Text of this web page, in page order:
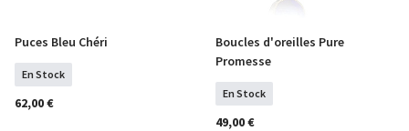
COMMANDER
Puces Bleu Chéri
En Stock
62,00 €
COMMANDER
Boucles d'oreilles Pure
Promesse
En Stock
49,00 €